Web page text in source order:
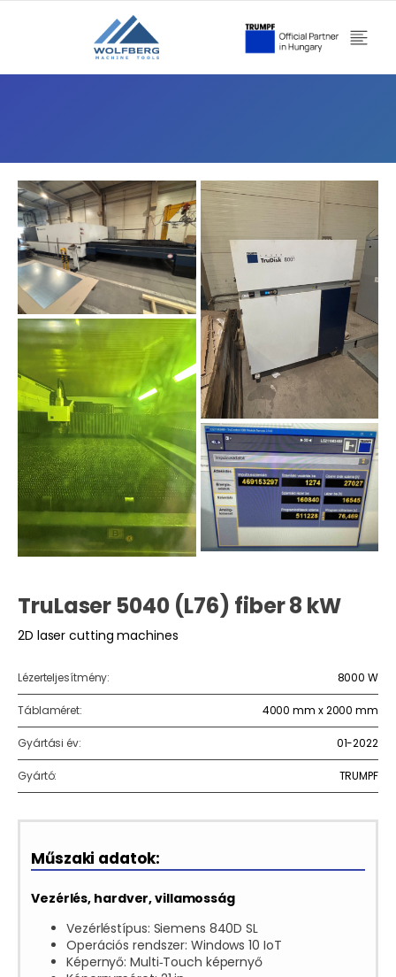
TruLaser 5040 (L76) fiber 8 kW
2D laser cutting machines
Lézerteljesítmény: 8000 W
Táblaméret: 4000 mm x 2000 mm
Gyártási év: 01-2022
Gyártó: TRUMPF
Műszaki adatok:
Vezérlés, hardver, villamosság
Vezérléstípus: Siemens 840D SL
Operációs rendszer: Windows 10 IoT
Képernyő: Multi‑Touch képernyő